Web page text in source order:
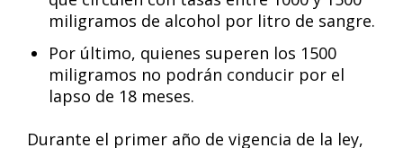
miligramos de alcohol por litro de sangre.
Por último, quienes superen los 1500
miligramos no podrán conducir por el
lapso de 18 meses.
Durante el primer año de vigencia de la ley,